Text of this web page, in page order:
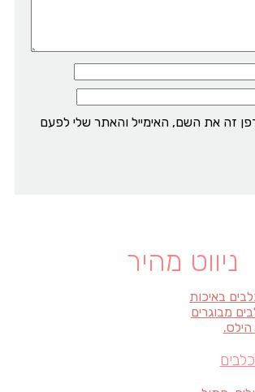
זה את השם, האימייל והאתר שלי לפעם
ניווט מהיר